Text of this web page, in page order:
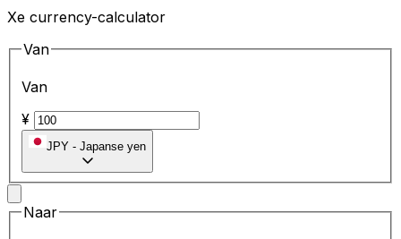
Xe currency-calculator
Van
Van
¥
JPY - Japanse yen
Naar